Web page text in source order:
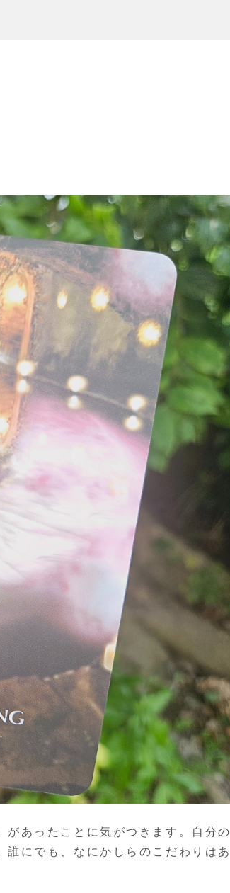
があったことに気がつきます。自分の
にでも、なにかしらのこだわりはあ